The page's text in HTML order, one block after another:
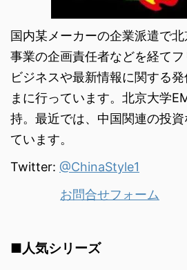
国内某メーカーの企業派遣で
事業の企画責任者などを経て
ビジネスや最新情報に関する
まに行っています。北京大学
持。最近では、中国関連の投
ています。
Twitter: @ChinaStyle1
お問合せフォーム
■人気シリーズ